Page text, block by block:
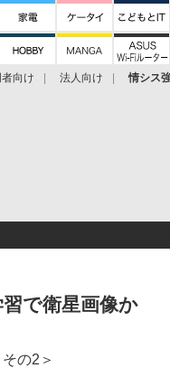
向け 法人向け 情シス
で衛星画像か
の2＞